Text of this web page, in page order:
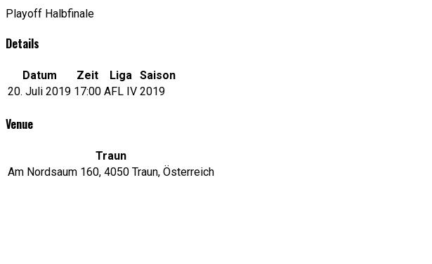
Playoff Halbfinale
Details
Datum Zeit Liga
Saison
20. Juli 2019 17:00 AFL IV 2019
Venue
Traun
Am Nordsaum 160, 4050 Traun, Österreich